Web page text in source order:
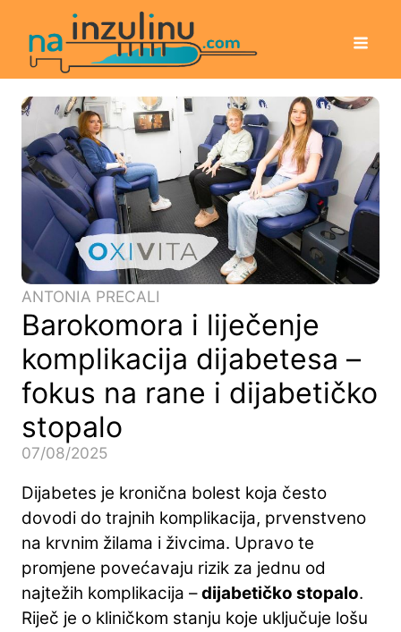
ANTONIA PRECALI
Barokomora i liječenje
komplikacija dijabetesa –
fokus na rane i dijabetičko
stopalo
07/08/2025
Dijabetes je kronična bolest koja često
dovodi do trajnih komplikacija, prvenstveno
na krvnim žilama i živcima. Upravo te
promjene povećavaju rizik za jednu od
najtežih komplikacija –dijabetičko stopalo.
Riječ je o kliničkom stanju koje uključuje lošu